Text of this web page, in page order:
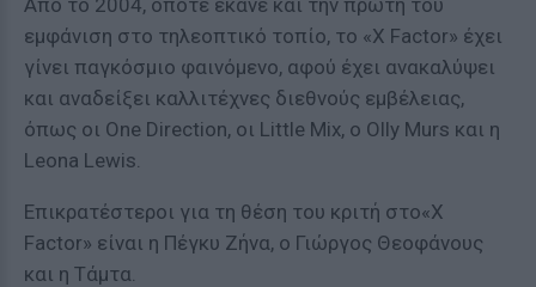
Από το 2004, οπότε έκανε και την πρώτη του
εμφάνιση στο τηλεοπτικό τοπίο, το «X Factor» έχει
γίνει παγκόσμιο φαινόμενο, αφού έχει ανακαλύψει
και αναδείξει καλλιτέχνες διεθνούς εμβέλειας,
όπως οι One Direction, οι Little Mix, ο Olly Murs και η
Leona Lewis.
Επικρατέστεροι για τη θέση του κριτή στο«X
Factor» είναι η Πέγκυ Ζήνα, ο Γιώργος Θεοφάνους
και η Τάμτα.